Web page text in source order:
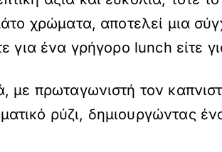
χρώματα, αποτελεί μια
για ένα γρήγορο lunch είτε
με πρωταγωνιστή τον
ρύζι, δημιουργώντας